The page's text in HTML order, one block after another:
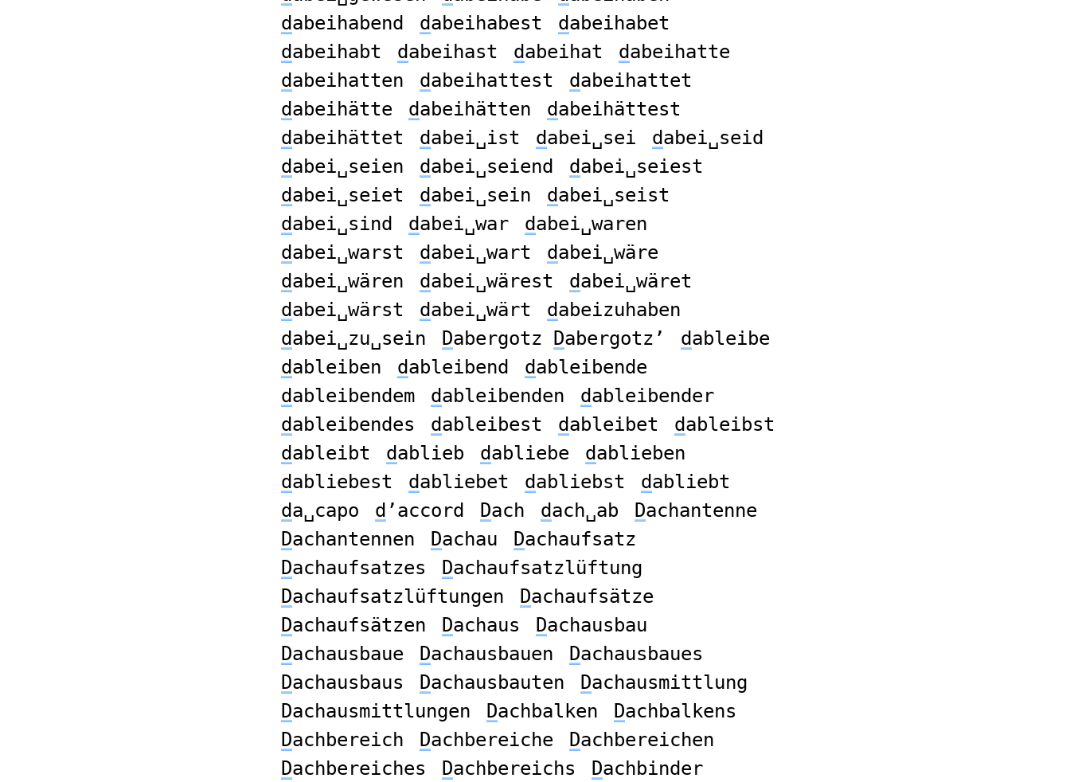
dabeihabend dabeihabest dabeihabet
dabeihabt dabeihast dabeihat dabeihatte
dabeihatten dabeihattest dabeihattet
dabeihätte dabeihätten dabeihättest
dabeihättet dabei␣ist dabei␣sei dabei␣seid
dabei␣seien dabei␣seiend dabei␣seiest
dabei␣seiet dabei␣sein dabei␣seist
dabei␣sind dabei␣war dabei␣waren
dabei␣warst dabei␣wart dabei␣wäre
dabei␣wären dabei␣wärest dabei␣wäret
dabei␣wärst dabei␣wärt dabeizuhaben
dabei␣zu␣sein Dabergotz Dabergotz’ dableibe
dableiben dableibend dableibende
dableibendem dableibenden dableibender
dableibendes dableibest dableibet dableibst
dableibt dablieb dabliebe dablieben
dabliebest dabliebet dabliebst dabliebt
da␣capo d ’accord Dach dach␣ab Dachantenne
Dachantennen Dachau Dachaufsatz
Dachaufsatzes Dachaufsatzlüftung
Dachaufsatzlüftungen Dachaufsätze
Dachaufsätzen Dachaus Dachausbau
Dachausbaue Dachausbauen Dachausbaues
Dachausbaus Dachausbauten Dachausmittlung
Dachausmittlungen Dachbalken Dachbalkens
Dachbereich Dachbereiche Dachbereichen
Dachbereiches Dachbereichs Dachbinder